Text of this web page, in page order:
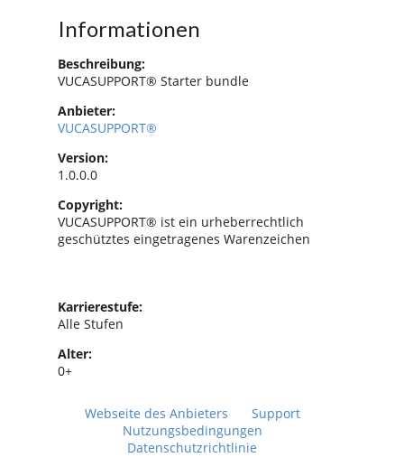
Informationen
Beschreibung:
VUCASUPPORT® Starter bundle
Anbieter:
VUCASUPPORT®
Version:
1.0.0.0
Copyright:
VUCASUPPORT® ist ein urheberrechtlich
geschütztes eingetragenes Warenzeichen
Karrierestufe:
Alle Stufen
Alter:
0+
Webseite des Anbieters
Support
Nutzungsbedingungen
Datenschutzrichtlinie